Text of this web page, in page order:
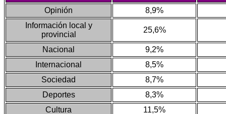
Opinión
8,9%
Información local y
provincial
25,6%
Nacional
9,2%
Internacional
8,5%
Sociedad
8,7%
Deportes
8,3%
Cultura
11,5%